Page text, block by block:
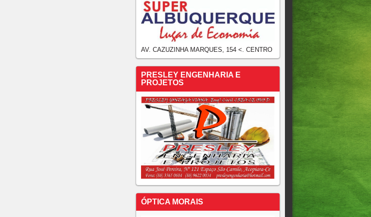
AV. CAZUZINHA MARQUES, 154 <. CENTRO
PRESLEY ENGENHARIA E
PROJETOS
ÓPTICA MORAIS